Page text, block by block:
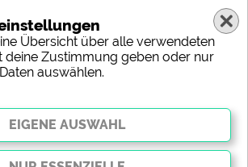
Übersicht über alle verwendeten
deine Zustimmung geben oder nur
auswählen.